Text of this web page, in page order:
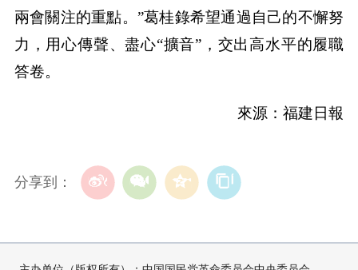
兩會關注的重點。”葛桂錄希望通過自己的不懈努
力，用心傳聲、盡心“擴音”，交出高水平的履職
答卷。
來源：福建日報
分享到：